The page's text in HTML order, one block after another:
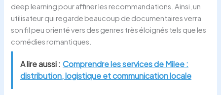
deep learning pour affiner les recommandations. Ainsi, un
utilisateur qui regarde beaucoup de documentaires verra
son fil peu orienté vers des genres très éloignés tels que les
comédies romantiques.
A lire aussi : Comprendre les services de Milee :
distribution, logistique et communication locale